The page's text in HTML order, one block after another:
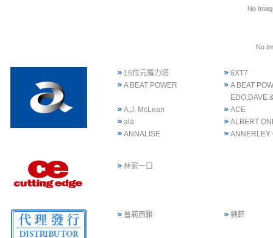
16位元羅力塔
6XT7
A BEAT POWER
A BEAT
EDO,DAVE
A.J. McLean
ACE
ala
ALBERT
ANNALISE
ANNERLEY
林家一口
普莉西雅 劉軒